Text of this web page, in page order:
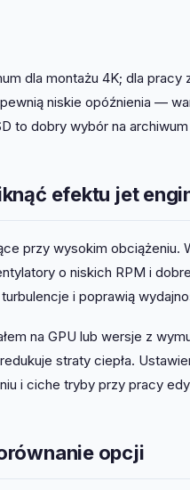
dla montażu 4K; dla
niskie opóźnienia —
to dobry wybór na
efektu jet
przy wysokim
o niskich RPM i
i poprawią
na GPU lub wersje z
straty ciepła.
i ciche tryby przy pracy
opcji